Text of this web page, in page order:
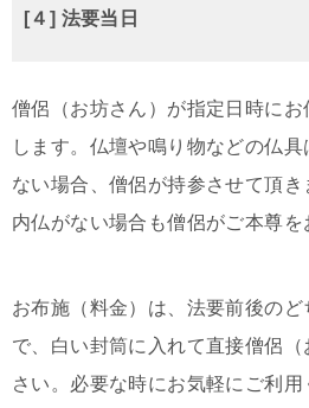
[４] 法要当日
僧侶（お坊さん）が指定日時に
します。仏壇や鳴り物などの仏
ない場合、僧侶が持参させて頂
内仏がない場合も僧侶がご本尊を
お布施（料金）は、法要前後の
で、白い封筒に入れて直接僧侶
さい。必要な時にお気軽にご利